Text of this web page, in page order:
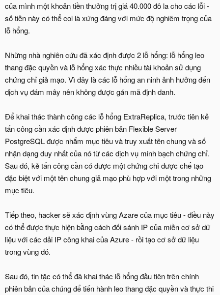
của mình một khoản tiền thưởng trị giá 40.000 đô la cho các lỗi -
số tiền này có thể coi là xứng đáng với mức độ nghiêm trọng của
lỗ hổng.
Những nhà nghiên cứu đã xác định được 2 lỗ hổng: lỗ hổng leo
thang đặc quyền và lỗ hổng xác thực nhiều tài khoản sử dụng
chứng chỉ giả mạo. Vì đây là các lỗ hổng an ninh ảnh hưởng đến
dịch vụ đám mây nên không được gán mã định danh.
Để khai thác thành công các lỗ hổng ExtraReplica, trước tiên kẻ
tấn công cần xác định được phiên bản Flexible Server
PostgreSQL được nhắm mục tiêu và truy xuất tên chung và số
nhận dạng duy nhất của nó từ các dịch vụ minh bạch chứng chỉ.
Sau đó, kẻ tấn công cần có được một chứng chỉ được chế tạo
đặc biệt với một tên chung giả mạo phù hợp với một trong những
mục tiêu.
Tiếp theo, hacker sẽ xác định vùng Azare của mục tiêu - điều này
có thể được thực hiện bằng cách đối sánh IP của miền cơ sở dữ
liệu với các dải IP công khai của Azure - rồi tạo cơ sở dữ liệu
trong vùng đó.
Sau đó, tin tặc có thể đã khai thác lỗ hổng đầu tiên trên chính
phiên bản của chúng để tiến hành leo thang đặc quyền và thực thi